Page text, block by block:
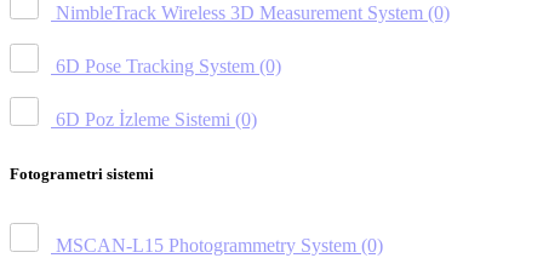
NimbleTrack Wireless 3D Measurement System (0)
6D Pose Tracking System (0)
6D Poz İzleme Sistemi (0)
Fotogrametri sistemi
MSCAN-L15 Photogrammetry System (0)